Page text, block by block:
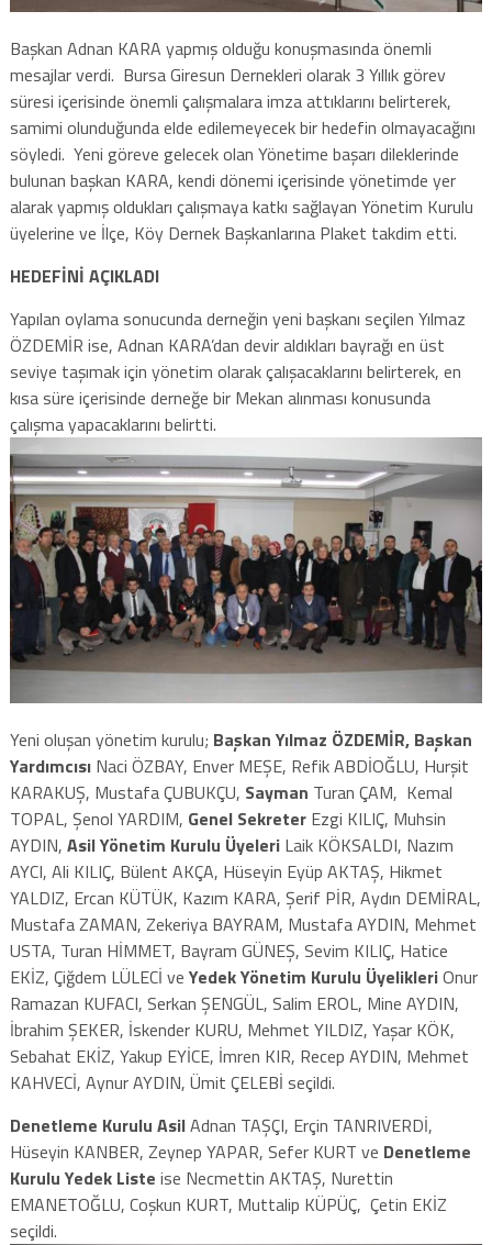
Başkan Adnan KARA yapmış olduğu konuşmasında önemli
mesajlar verdi. Bursa Giresun Dernekleri olarak 3 Yıllık görev
süresi içerisinde önemli çalışmalara imza attıklarını belirterek,
samimi olunduğunda elde edilemeyecek bir hedefin olmayacağını
söyledi. Yeni göreve gelecek olan Yönetime başarı dileklerinde
bulunan başkan KARA, kendi dönemi içerisinde yönetimde yer
alarak yapmış oldukları çalışmaya katkı sağlayan Yönetim Kurulu
üyelerine ve İlçe, Köy Dernek Başkanlarına Plaket takdim etti.
HEDEFİNİ AÇIKLADI
Yapılan oylama sonucunda derneğin yeni başkanı seçilen Yılmaz
ÖZDEMİR ise, Adnan KARA’dan devir aldıkları bayrağı en üst
seviye taşımak için yönetim olarak çalışacaklarını belirterek, en
kısa süre içerisinde derneğe bir Mekan alınması konusunda
çalışma yapacaklarını belirtti.
Yeni oluşan yönetim kurulu; Başkan Yılmaz ÖZDEMİR, Başkan
YardımcısıNaci ÖZBAY, Enver MEŞE, Refik ABDİOĞLU, Hurşit
KARAKUŞ, Mustafa ÇUBUKÇU, Sayman Turan ÇAM, Kemal
TOPAL, Şenol YARDIM, Genel SekreterEzgi KILIÇ, Muhsin
AYDIN, Asil Yönetim Kurulu ÜyeleriLaik KÖKSALDI, Nazım
AYCI, Ali KILIÇ, Bülent AKÇA, Hüseyin Eyüp AKTAŞ, Hikmet
YALDIZ, Ercan KÜTÜK, Kazım KARA, Şerif PİR, Aydın DEMİRAL,
Mustafa ZAMAN, Zekeriya BAYRAM, Mustafa AYDIN, Mehmet
USTA, Turan HİMMET, Bayram GÜNEŞ, Sevim KILIÇ, Hatice
EKİZ, Çiğdem LÜLECİ ve Yedek Yönetim Kurulu ÜyelikleriOnur
Ramazan KUFACI, Serkan ŞENGÜL, Salim EROL, Mine AYDIN,
İbrahim ŞEKER, İskender KURU, Mehmet YILDIZ, Yaşar KÖK,
Sebahat EKİZ, Yakup EYİCE, İmren KIR, Recep AYDIN, Mehmet
KAHVECİ, Aynur AYDIN, Ümit ÇELEBİ seçildi.
Denetleme Kurulu AsilAdnan TAŞÇI, Erçin TANRIVERDİ,
Hüseyin KANBER, Zeynep YAPAR, Sefer KURT ve Denetleme
Kurulu Yedek Liste ise Necmettin AKTAŞ, Nurettin
EMANETOĞLU, Coşkun KURT, Muttalip KÜPÜÇ, Çetin EKİZ
seçildi.